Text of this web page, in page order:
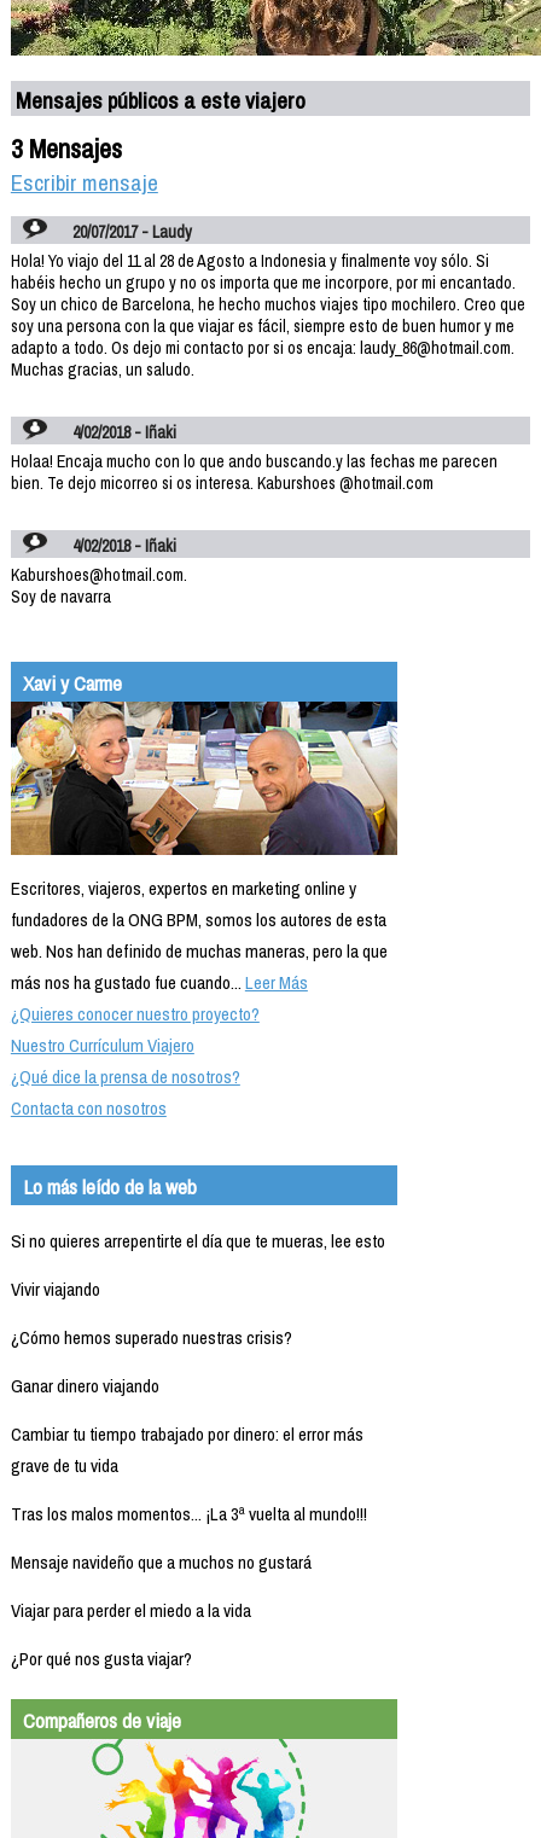
Mensajes públicos a este viajero
3 Mensajes
Escribir mensaje
20/07/2017 - Laudy
Hola! Yo viajo del 11 al 28 de Agosto a Indonesia y finalmente voy sólo. Si
habéis hecho un grupo y no os importa que me incorpore, por mi encantado.
Soy un chico de Barcelona, he hecho muchos viajes tipo mochilero. Creo que
soy una persona con la que viajar es fácil, siempre esto de buen humor y me
adapto a todo. Os dejo mi contacto por si os encaja: laudy_86@hotmail.com.
Muchas gracias, un saludo.
4/02/2018 - Iñaki
Holaa! Encaja mucho con lo que ando buscando.y las fechas me parecen
bien. Te dejo micorreo si os interesa. Kaburshoes @hotmail.com
4/02/2018 - Iñaki
Kaburshoes@hotmail.com.
Soy de navarra
Xavi y Carme
Escritores, viajeros, expertos en marketing online y
fundadores de la ONG BPM, somos los autores de esta
web. Nos han definido de muchas maneras, pero la que
más nos ha gustado fue cuando...Leer Más
¿Quieres conocer nuestro proyecto?
Nuestro Currículum Viajero
¿Qué dice la prensa de nosotros?
Contacta con nosotros
Lo más leído de la web
Si no quieres arrepentirte el día que te mueras, lee esto
Vivir viajando
¿Cómo hemos superado nuestras crisis?
Ganar dinero viajando
Cambiar tu tiempo trabajado por dinero: el error más
grave de tu vida
Tras los malos momentos... ¡La 3ª vuelta al mundo!!!
Mensaje navideño que a muchos no gustará
Viajar para perder el miedo a la vida
¿Por qué nos gusta viajar?
Compañeros de viaje